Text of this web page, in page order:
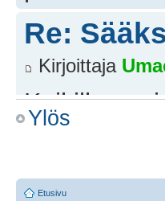
Re:
Kirjoittaja
Kaikille
sisältää
https://
Ylös
Etusivu